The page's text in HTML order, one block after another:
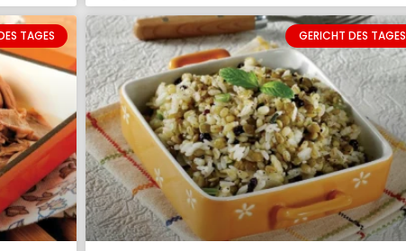
TAGES GERICHT DES TAGES